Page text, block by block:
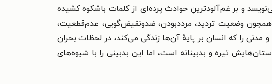
و بر غم‌آلودترینِ حوادث پرده‌ای از کلمات باشکوه کشیده
همچون وضعیت تردید، مرددبودن، ضدونقیض‌گویی، عدم‌قطعیت،
مدنی را که انسان بر پایهٔ آن‌ها زندگی می‌کند، در لحظات بحران
تیره و بدبینانه است، اما این بدبینی را با شیوه‌های